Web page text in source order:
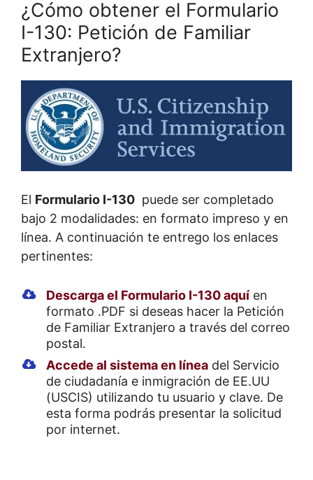
¿Cómo obtener el Formulario
I-130: Petición de Familiar
Extranjero?
El Formulario I-130 puede ser completado
bajo 2 modalidades: en formato impreso y en
línea. A continuación te entrego los enlaces
pertinentes:
Descarga el Formulario I-130 aquí en
formato .PDF si deseas hacer la Petición
de Familiar Extranjero a través del correo
postal.
Accede al sistema en línea del Servicio
de ciudadanía e inmigración de EE.UU
(USCIS) utilizando tu usuario y clave. De
esta forma podrás presentar la solicitud
por internet.